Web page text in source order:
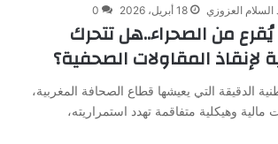
العزوزي 18 أبريل، 2026 0
من الصحراء..هل تتحرك
لإنقاذ المقاولات الصحفية؟
الدقيقة التي يعيشها قطاع الصحافة المغربية،
وهيكلية متفاقمة تهدد استمراريته،